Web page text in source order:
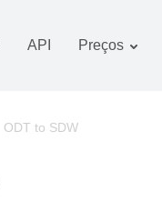
API Preços
ODT to SDW